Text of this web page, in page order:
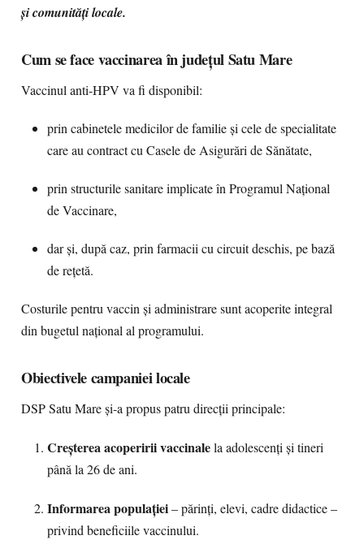
și comunități locale.
Cum se face vaccinarea în județul Satu Mare
Vaccinul anti-HPV va fi disponibil:
prin cabinetele medicilor de familie și cele de specialitate
care au contract cu Casele de Asigurări de Sănătate,
prin structurile sanitare implicate în Programul Național
de Vaccinare,
dar și, după caz, prin farmacii cu circuit deschis, pe bază
de rețetă.
Costurile pentru vaccin și administrare sunt acoperite integral
din bugetul național al programului.
Obiectivele campaniei locale
DSP Satu Mare și-a propus patru direcții principale:
Creșterea acoperirii vaccinalela adolescenți și tineri
până la 26 de ani.
Informarea populației– părinți, elevi, cadre didactice –
privind beneficiile vaccinului.